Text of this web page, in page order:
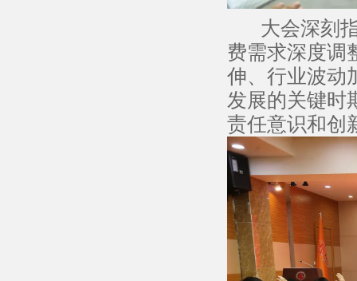
大会深刻指
费需求深度调
伸、行业波动
发展的关键时
责任意识和创